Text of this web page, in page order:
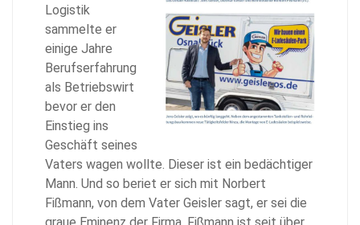
Logistik
sammelte er
einige Jahre
Berufserfahrung
als Betriebswirt
bevor er den
Einstieg ins
Geschäft seines
Vaters wagen wollte. Dieser ist ein bedächtiger
Mann. Und so beriet er sich mit Norbert
Fißmann, von dem Vater Geisler sagt, er sei die